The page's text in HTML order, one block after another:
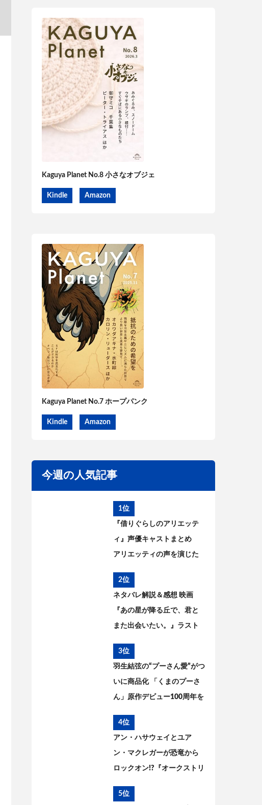
Kaguya Planet No.8 小さなオブジェ
Kindle Amazon
Kaguya Planet No.7 ホープパンク
Kindle Amazon
今週の人気記事
1位
『借りぐらしのアリエッテ
ィ』声優キャストまとめ
アリエッティの声を演じた
2位
ネタバレ解説＆感想 映画
『あの星が降る丘で、君と
また出会いたい。』ラスト
3位
羽生結弦の“プーさん愛”がつ
いに商品化 「くまのプーさ
ん」原作デビュー100周年を
4位
アン・ハサウェイとユア
ン・マクレガーが恐竜から
ロックオン!?『オークストリ
ビジュアル解禁
5位